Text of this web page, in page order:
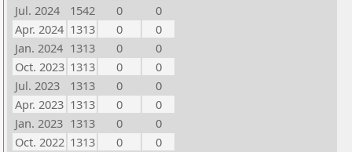
Jul. 2024
1542 0
0
Apr. 2024 1313 0
0
Jan. 2024 1313 0
0
Oct. 2023 1313 0
0
Jul. 2023
1313 0
0
Apr. 2023 1313 0
0
Jan. 2023 1313 0
0
Oct. 2022 1313 0
0